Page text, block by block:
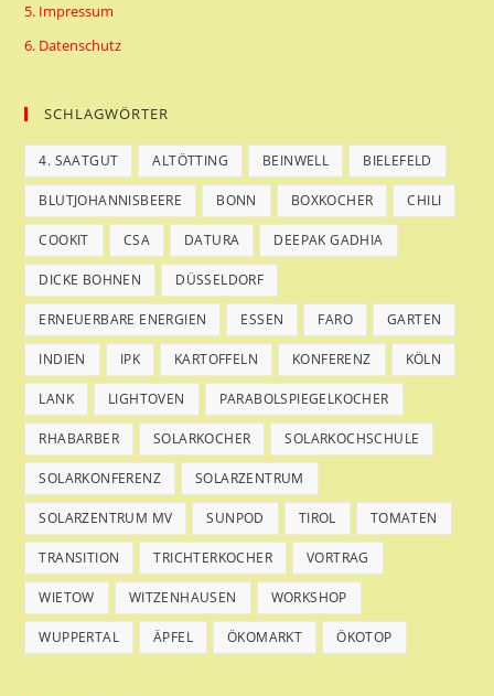
5. Impressum
6. Datenschutz
SCHLAGWÖRTER
4. SAATGUT ALTÖTTING BEINWELL BIELEFELD
BLUTJOHANNISBEERE BONN BOXKOCHER CHILI
COOKIT CSA DATURA DEEPAK GADHIA
DICKE BOHNEN DÜSSELDORF
ERNEUERBARE ENERGIEN ESSEN FARO GARTEN
INDIEN IPK KARTOFFELN KONFERENZ KÖLN
LANK LIGHTOVEN PARABOLSPIEGELKOCHER
RHABARBER SOLARKOCHER SOLARKOCHSCHULE
SOLARKONFERENZ SOLARZENTRUM
SOLARZENTRUM MV SUNPOD TIROL TOMATEN
TRANSITION TRICHTERKOCHER VORTRAG
WIETOW WITZENHAUSEN WORKSHOP
WUPPERTAL ÄPFEL ÖKOMARKT ÖKOTOP